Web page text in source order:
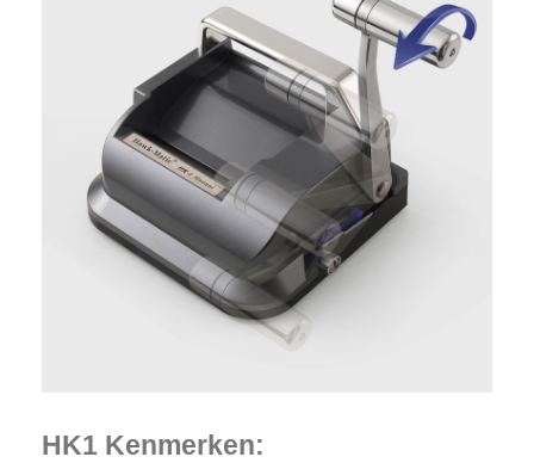
HK1 Kenmerken: